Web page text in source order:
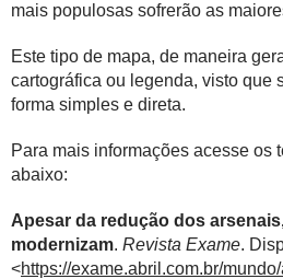
mais populosas sofrerão as
Este tipo de mapa, de maneira
cartográfica ou legenda, visto que
forma simples e direta.
Para mais informações acesse os
abaixo:
Apesar da redução dos
modernizam. Revista Exame.
<https://exame.abril.com.br/